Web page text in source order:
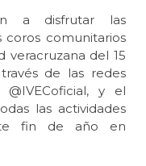
a disfrutar las
coros comunitarios
veracruzana del 15
de las redes
y el
las actividades
fin de año en